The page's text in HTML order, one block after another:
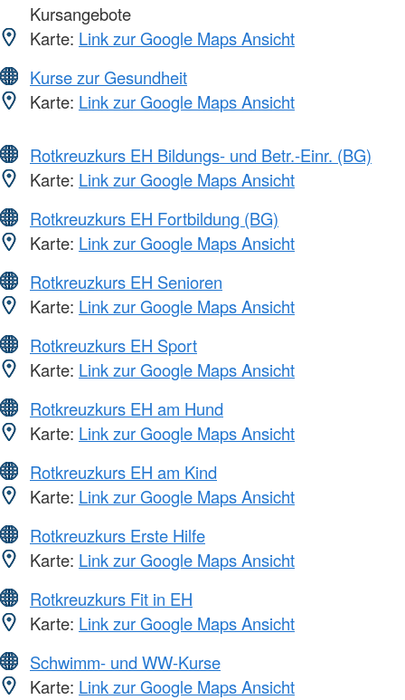
Kursangebote
Karte: Link zur Google Maps Ansicht
Kurse zur Gesundheit
Karte: Link zur Google Maps Ansicht
Rotkreuzkurs EH Bildungs- und Betr.-Einr. (BG)
Karte: Link zur Google Maps Ansicht
Rotkreuzkurs EH Fortbildung (BG)
Karte: Link zur Google Maps Ansicht
Rotkreuzkurs EH Senioren
Karte: Link zur Google Maps Ansicht
Rotkreuzkurs EH Sport
Karte: Link zur Google Maps Ansicht
Rotkreuzkurs EH am Hund
Karte: Link zur Google Maps Ansicht
Rotkreuzkurs EH am Kind
Karte: Link zur Google Maps Ansicht
Rotkreuzkurs Erste Hilfe
Karte: Link zur Google Maps Ansicht
Rotkreuzkurs Fit in EH
Karte: Link zur Google Maps Ansicht
Schwimm- und WW-Kurse
Karte: Link zur Google Maps Ansicht